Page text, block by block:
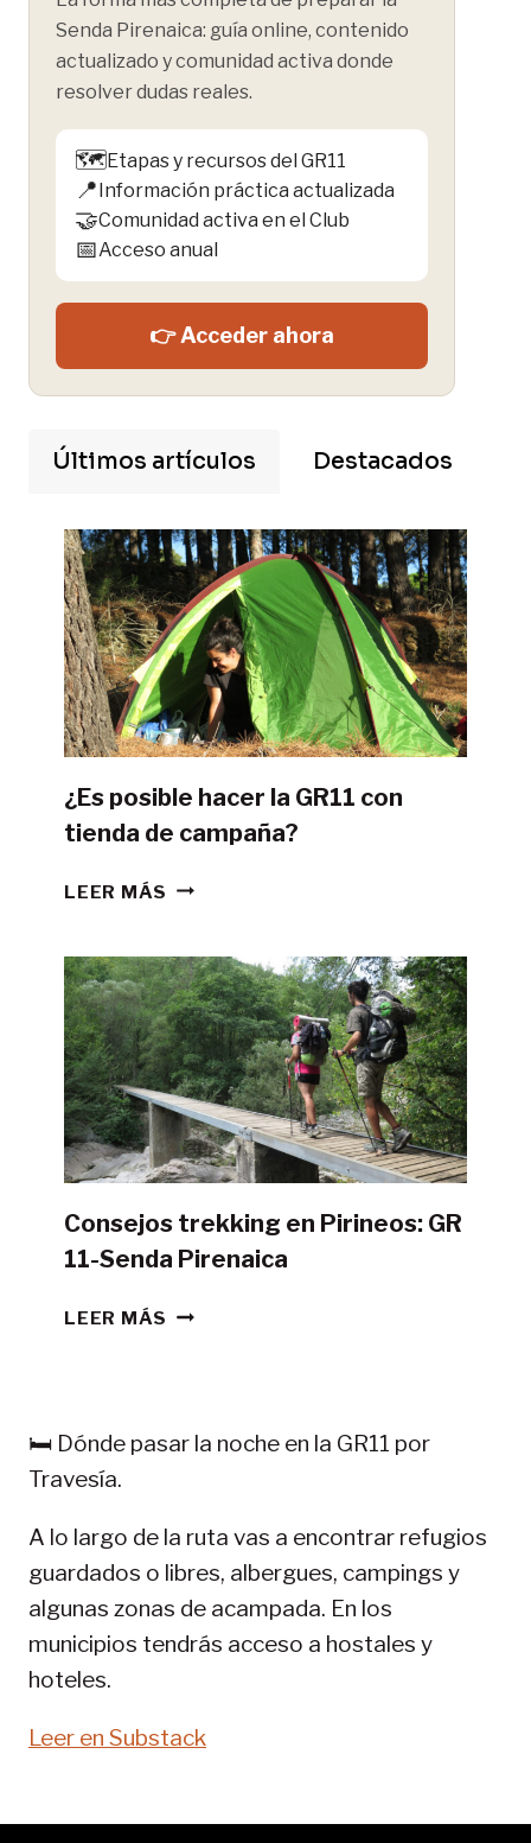
Senda Pirenaica: guía online, contenido
actualizado y comunidad activa donde
resolver dudas reales.
🗺️Etapas y recursos del GR11
📍Información práctica actualizada
🤝Comunidad activa en el Club
📅Acceso anual
👉 Acceder ahora
Últimos artículos Destacados
¿Es posible hacer la GR11 con
tienda de campaña?
LEER MÁS ¿ES
LA
GR11
CON
TIENDA
DE
CAMPAÑA?
Consejos trekking en Pirineos: GR
11-Senda Pirenaica
LEER MÁS CONSEJOS
11-
🛏️ Dónde pasar la noche en la GR11 por
Travesía.
A lo largo de la ruta vas a encontrar refugios
guardados o libres, albergues, campings y
algunas zonas de acampada. En los
municipios tendrás acceso a hostales y
hoteles.
Leer en Substack